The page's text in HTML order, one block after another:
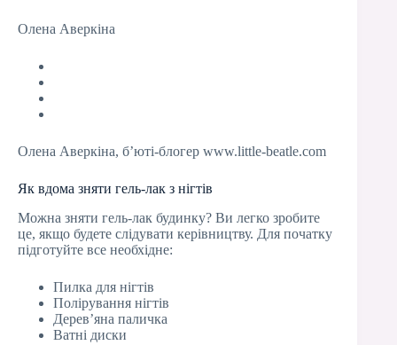
Олена Аверкіна
Олена Аверкіна, б’юті-блогер www.little-beatle.com
Як вдома зняти гель-лак з нігтів
Можна зняти гель-лак будинку? Ви легко зробите
це, якщо будете слідувати керівництву. Для початку
підготуйте все необхідне:
Пилка для нігтів
Полірування нігтів
Дерев’яна паличка
Ватні диски